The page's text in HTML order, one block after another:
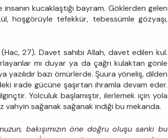
insanın kucaklaştığı bayram. Göklerden gelen
hoşgörüyle tefekkür, tebessümle gözyaşı,
27). Davet sahibi Allah, davet edilen kul.
mı duyar ya da çağrı kulaktan gönle
bazı ömürlerde. Şuura yöneliş, dilden
irade gücüne şaşırtan ihramla devam eder.
Yolculuk başlamıştır, ilerlemek için yola
vahyin sağanak sağanak indiği bu mekanda.
bakışımızın öne doğru oluşu sanki bu